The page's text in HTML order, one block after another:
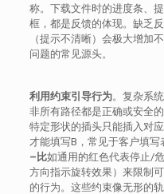
称。下载文件时的进度条、
框，都是反馈的体现。缺乏
（提示不清晰）会极大增加
问题的常见源头。
利用约束引导行为。复杂系
非所有路径都是正确或安全
特定形状的插头只能插入对应
才能填写B，常见于客户填写
–比如通用的红色代表停止/
方向指示旋转效果）来限制
的行为。这些约束像无形的